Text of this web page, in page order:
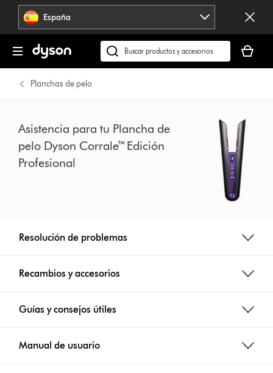
Omitir
navegación España
Buscar
en
cesta
está
Planchas de pelo
Asistencia para tu Plancha de
pelo Dyson Corrale™ Edición
Profesional
Resolución de problemas
Recambios y accesorios
Guías y consejos útiles
Manual de usuario